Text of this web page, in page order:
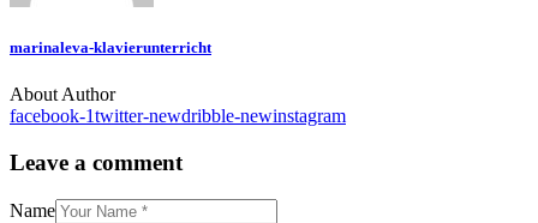
marinaleva-klavierunterricht
About Author
facebook-1twitter-newdribble-newinstagram
Leave a comment
Name